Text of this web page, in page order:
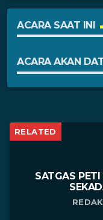
ACARA SAAT INI
ACARA AKAN
RELATED
SATGAS